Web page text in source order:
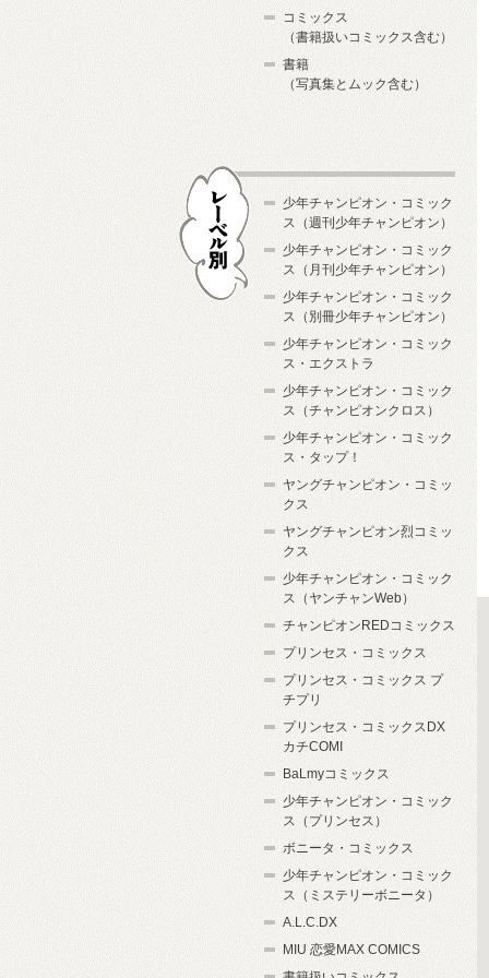
コミックス
（書籍扱いコミックス含む）
書籍
（写真集とムック含む）
少年チャンピオン・コミック
ス（週刊少年チャンピオン）
少年チャンピオン・コミック
ス（月刊少年チャンピオン）
少年チャンピオン・コミック
ス（別冊少年チャンピオン）
少年チャンピオン・コミック
ス・エクストラ
少年チャンピオン・コミック
ス（チャンピオンクロス）
少年チャンピオン・コミック
ス・タップ！
ヤングチャンピオン・コミッ
クス
ヤングチャンピオン烈コミッ
クス
少年チャンピオン・コミック
ス（ヤンチャンWeb）
チャンピオンREDコミックス
プリンセス・コミックス
プリンセス・コミックス プ
チプリ
プリンセス・コミックスDX
カチCOMI
BaLmyコミックス
少年チャンピオン・コミック
ス（プリンセス）
ボニータ・コミックス
少年チャンピオン・コミック
ス（ミステリーボニータ）
A.L.C.DX
MIU 恋愛MAX COMICS